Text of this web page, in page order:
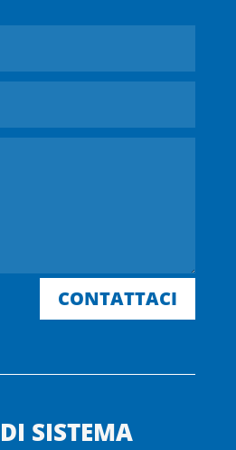
CONTATTACI
SISTEMA